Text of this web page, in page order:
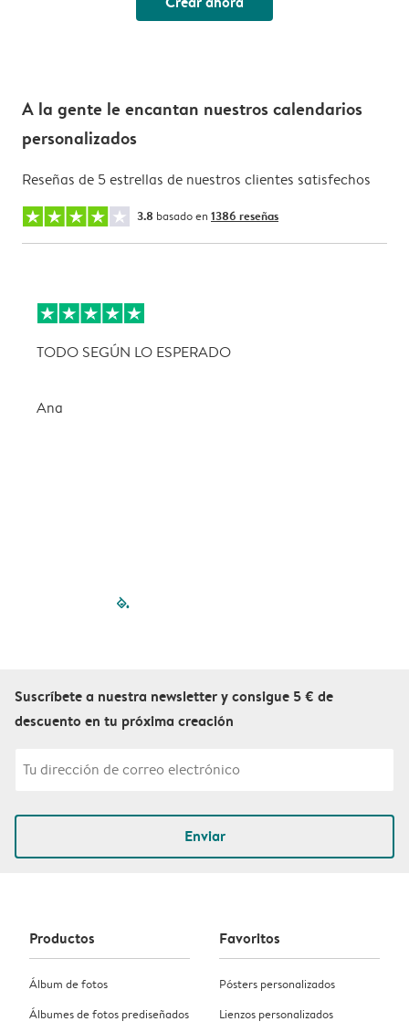
A la gente le encantan nuestros calendarios
personalizados
Reseñas de 5 estrellas de nuestros clientes satisfechos
3.8 basado en 1386 reseñas
TODO SEGÚN LO ESPERADO
Ana
filled-pagination
Suscríbete a nuestra newsletter y consigue 5 € de
descuento en tu próxima creación
Enviar
Productos
Álbum de fotos
Álbumes de fotos prediseñados
Favoritos
Pósters personalizados
Lienzos personalizados